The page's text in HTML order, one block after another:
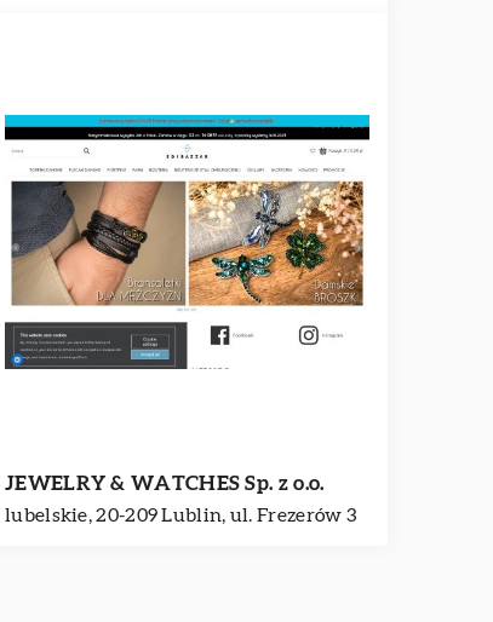
JEWELRY & WATCHES Sp. z o.o.
lubelskie, 20-209 Lublin, ul. Frezerów 3